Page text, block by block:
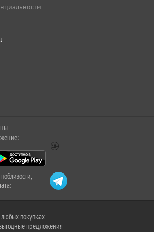
покупках
предложения